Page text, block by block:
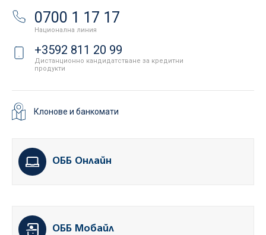
0700 1 17 17
Национална линия
+3592 811 20 99
Дистанционно кандидатстване за кредитни
продукти
Клонове и банкомати
ОББ Онлайн
ОББ Мобайл